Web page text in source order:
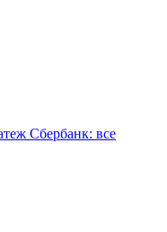
Сбербанк: все